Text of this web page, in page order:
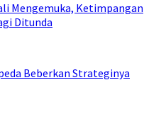
Mengemuka, Ketimpangan
Ditunda
Beberkan Strateginya